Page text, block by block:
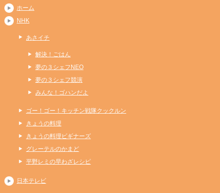
ホーム
NHK
あさイチ
解決！ごはん
夢の３シェフNEO
夢の３シェフ競演
みんな！ゴハンだよ
ゴー！ゴー！キッチン戦隊クックルン
きょうの料理
きょうの料理ビギナーズ
グレーテルのかまど
平野レミの早わざレシピ
日本テレビ